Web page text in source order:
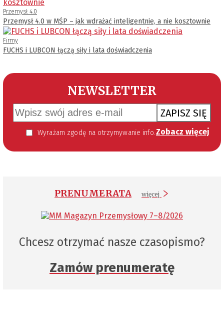
Przemysł 4.0
Przemysł 4.0 w MŚP – jak wdrażać inteligentnie, a nie kosztownie
Firmy
FUCHS i LUBCON łączą siły i lata doświadczenia
NEWSLETTER
ZAPISZ SIĘ
Wyrażam zgodę na otrzymywanie informacji handlowej kierowanej do mnie za pomocą środków komunikacji elektronicznej w szczególności poczty elektronicznej zgodnie z przepisem art. 10 ust 2 ustawy z dnia 18 lipca 2002 roku o świadczeniu usług drogą elektroniczną (Dz. U. 144 z 2002 r. poz. 1204). Zgoda jest dobrowolna, jednak jej wyrażenie jest konieczne, aby otrzymywać newsletter. Zobacz więcej
PRENUMERATA więcej
Chcesz otrzymać nasze czasopismo?
Zamów prenumeratę